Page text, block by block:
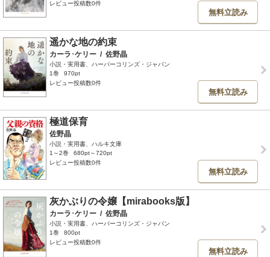
レビュー投稿数0件
無料立読み
遥かな地の約束
カーラ･ケリー / 佐野晶
小説・実用書、ハーパーコリンズ・ジャパン
1巻
970pt
レビュー投稿数0件
無料立読み
極道保育
佐野晶
小説・実用書、ハルキ文庫
1～2巻
680pt～720pt
レビュー投稿数0件
無料立読み
灰かぶりの令嬢【mirabooks版】
カーラ･ケリー / 佐野晶
小説・実用書、ハーパーコリンズ・ジャパン
1巻
800pt
レビュー投稿数0件
無料立読み